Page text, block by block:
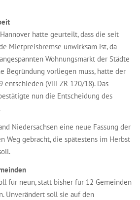
hatte geurteilt, dass die seit
Mietpreisbremse unwirksam ist, da
Wohnungsmarkt der Städte
Begründung vorliegen muss, hatte der
entschieden (VIII ZR 120/18). Das
nun die Entscheidung des
Niedersachsen eine neue Fassung der
Weg gebracht, die spätestens im Herbst
für neun, statt bisher für 12 Gemeinden
Unverändert soll sie auf den